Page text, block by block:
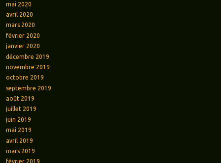
mai 2020
avril 2020
mars 2020
février 2020
janvier 2020
décembre 2019
novembre 2019
octobre 2019
septembre 2019
août 2019
juillet 2019
juin 2019
mai 2019
avril 2019
mars 2019
février 2019